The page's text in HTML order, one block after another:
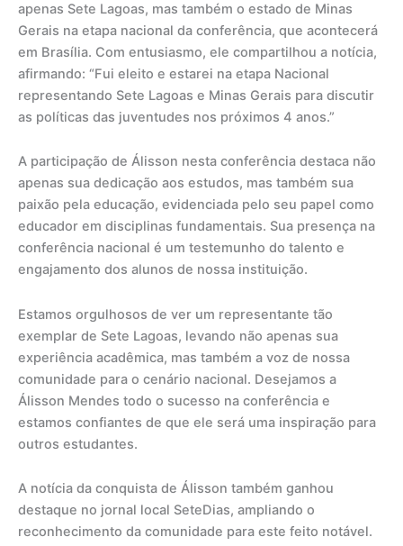
apenas Sete Lagoas, mas também o estado de Minas
Gerais na etapa nacional da conferência, que acontecerá
em Brasília. Com entusiasmo, ele compartilhou a notícia,
afirmando: “Fui eleito e estarei na etapa Nacional
representando Sete Lagoas e Minas Gerais para discutir
as políticas das juventudes nos próximos 4 anos.”
A participação de Álisson nesta conferência destaca não
apenas sua dedicação aos estudos, mas também sua
paixão pela educação, evidenciada pelo seu papel como
educador em disciplinas fundamentais. Sua presença na
conferência nacional é um testemunho do talento e
engajamento dos alunos de nossa instituição.
Estamos orgulhosos de ver um representante tão
exemplar de Sete Lagoas, levando não apenas sua
experiência acadêmica, mas também a voz de nossa
comunidade para o cenário nacional. Desejamos a
Álisson Mendes todo o sucesso na conferência e
estamos confiantes de que ele será uma inspiração para
outros estudantes.
A notícia da conquista de Álisson também ganhou
destaque no jornal local SeteDias, ampliando o
reconhecimento da comunidade para este feito notável.